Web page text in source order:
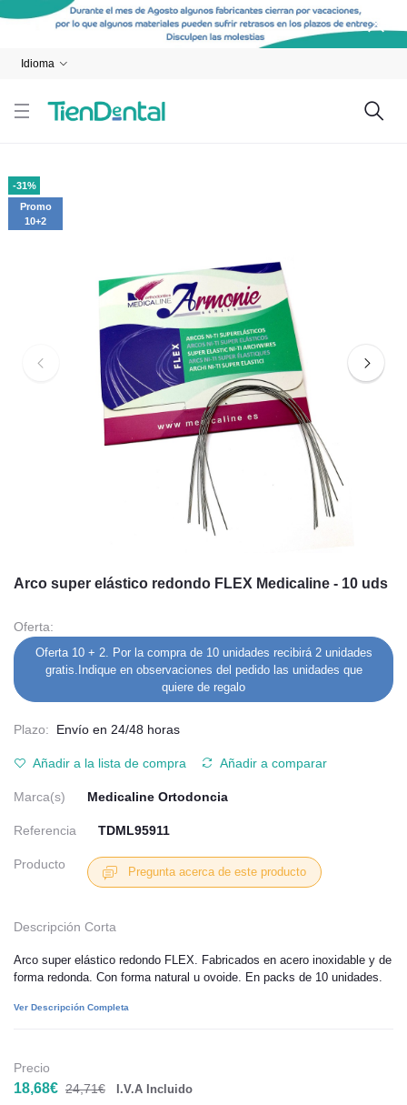
Idioma
-31%
Promo
10+2
Arco super elástico redondo FLEX Medicaline - 10 uds
Oferta:
Oferta 10 + 2. Por la compra de 10 unidades recibirá 2 unidades
gratis.Indique en observaciones del pedido las unidades que
quiere de regalo
Plazo: Envío en 24/48 horas
Añadir a la lista de compra Añadir a comparar
Marca(s) Medicaline Ortodoncia
Referencia TDML95911
Producto
Pregunta acerca de este producto
Descripción Corta
Arco super elástico redondo FLEX. Fabricados en acero inoxidable y de
forma redonda. Con forma natural u ovoide. En packs de 10 unidades.
Ver Descripción Completa
Precio
18,68€ 24,71€ I.V.A Incluido